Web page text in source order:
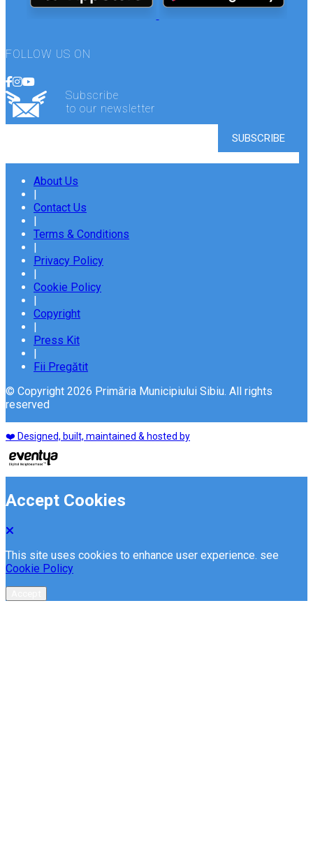
FOLLOW US ON
Subscribe
to our newsletter
About Us
Contact Us
Terms & Conditions
Privacy Policy
Cookie Policy
Copyright
Press Kit
Fii Pregătit
© Copyright 2026 Primăria Municipiului Sibiu. All rights
reserved
❤️ Designed, built, maintained & hosted by
Accept Cookies
This site uses cookies to enhance user experience. see
Cookie Policy